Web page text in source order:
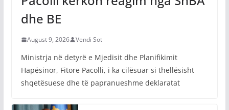
dhe BE
August 9, 2026 Vendi Sot
Ministrja në detyrë e Mjedisit dhe Planifikimit
Hapësinor, Fitore Pacolli, i ka cilësuar si thellësisht
shqetësuese dhe të papranueshme deklaratat